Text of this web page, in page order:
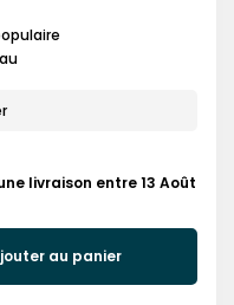
livraison entre 13 Août
au panier